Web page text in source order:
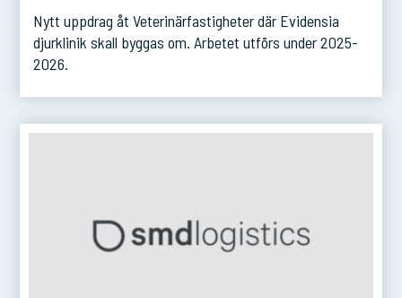
Nytt uppdrag åt Veterinärfastigheter där Evidensia
djurklinik skall byggas om. Arbetet utförs under 2025-
2026.